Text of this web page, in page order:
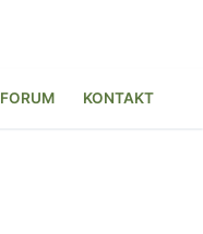
FORUM KONTAKT